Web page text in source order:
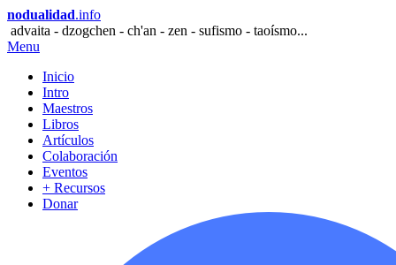
nodualidad.info
advaita - dzogchen - ch'an - zen - sufismo - taoísmo...
Menu
Inicio
Intro
Maestros
Libros
Artículos
Colaboración
Eventos
+ Recursos
Donar